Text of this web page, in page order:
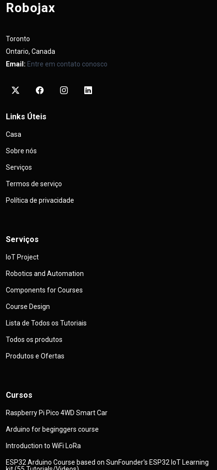
Robojax
Toronto
Ontario, Canada
Email: Entre em contato conosco
Links Úteis
Casa
Sobre nós
Serviços
Termos de serviço
Política de privacidade
Serviços
IoT Project
Robotics and Automation
Components for Courses
Course Design
Lista de Todos os Tutoriais
Todos os produtos
Produtos e Ofertas
Cursos
Raspberry Pi Pico 4WD Smart Car
Arduino for beginggers course
Introduction to WiFi LoRa
ESP32 Arduino Course based on SunFounder's ESP32 IoT Learning